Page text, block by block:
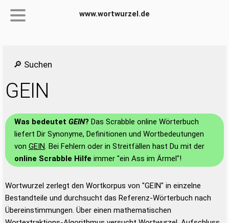
www.wortwurzel.de
🔎 Suchen
GEIN
Was bedeutet GEIN? Das Scrabble online Wörterbuch
liefert Dir Synonyme, Definitionen und Wortbedeutungen
von GEIN. Bei Fehlern oder in Streitfällen hast Du mit der
online Scrabble Hilfe immer "ein Ass im Ärmel"!
Wortwurzel zerlegt den Wortkorpus von "GEIN" in einzelne
Bestandteile und durchsucht das Referenz-Wörterbuch nach
Übereinstimmungen. Über einen mathematischen